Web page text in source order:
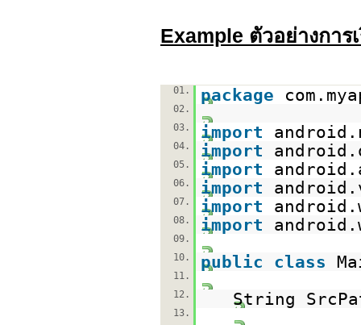
Example ตัวอย่างกา
01. package
02.
03.
import
04. import
05. import
06. import
07. import
08. import
09.
10.
public class
11.
12.
String
13.